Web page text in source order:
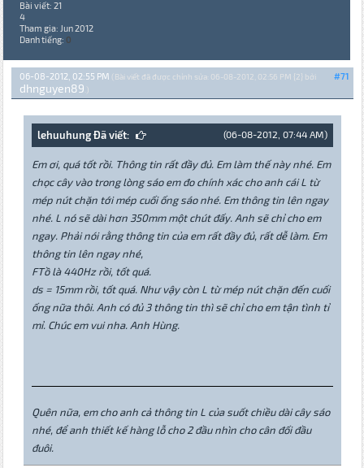
Bài viết: 21
4
Tham gia: Jun 2012
Danh tiếng: 0
#71
06-08-2012, 02:55 PM (Bài viết đã được chỉnh sửa: 06-08-2012, 02:56 PM {2} bởi
dhnguyen89 .)
(06-08-2012, 07:44 AM)
lehuuhung Đã viết:
Em ơi, quá tốt rồi. Thông tin rất đầy đủ. Em làm thế này nhé. Em
chọc cây vào trong lòng sáo em đo chính xác cho anh cái L từ
mép nút chặn tới mép cuối ống sáo nhé. Em thông tin lên ngay
nhé. L nó sẽ dài hơn 350mm một chút đấy. Anh sẽ chỉ cho em
ngay. Phải nói rằng thông tin của em rất đầy đủ, rất dễ làm. Em
thông tin lên ngay nhé,
FTồ là 440Hz rồi, tốt quá.
ds = 15mm rồi, tốt quá. Như vậy còn L từ mép nút chặn đến cuối
ống nữa thôi. Anh có đủ 3 thông tin thì sẽ chỉ cho em tận tình tỉ
mỉ. Chúc em vui nha. Anh Hùng.
Quên nữa, em cho anh cả thông tin L của suốt chiều dài cây sáo
nhé, để anh thiết kế hàng lỗ cho 2 đầu nhìn cho cân đối đầu
đuôi.